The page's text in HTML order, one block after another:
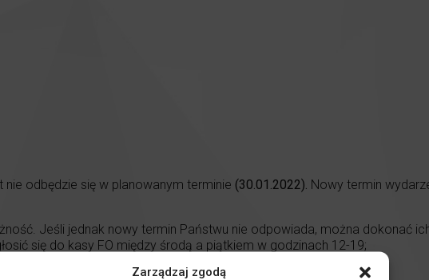
Zarządzaj zgodą
odbędzie się w planowanym terminie (30.01.2022). Nowy termin
Jeśli jednak nowy termin Państwu nie odpowiada, można dokonać
się do kasy FO między środą a piątkiem w godzinach 12-19;
o kontakt mailowy pod adresem